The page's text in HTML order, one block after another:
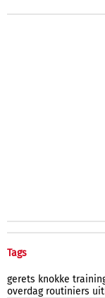
Tags
gerets knokke
overdag routiniers